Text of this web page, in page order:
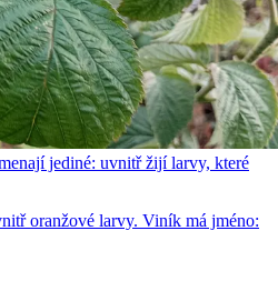
jediné: uvnitř žijí larvy, které
oranžové larvy. Viník má jméno: